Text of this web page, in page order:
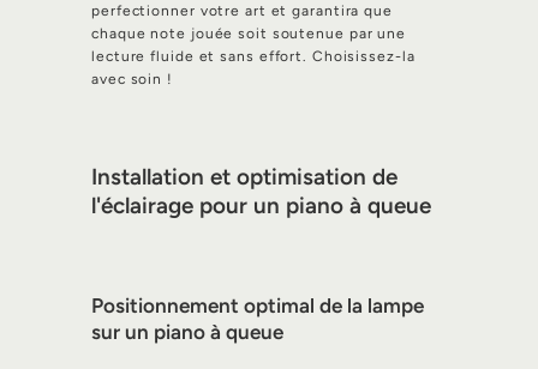
perfectionner votre art et garantira que
chaque note jouée soit soutenue par une
lecture fluide et sans effort. Choisissez-la
avec soin !
Installation et optimisation de
l'éclairage pour un piano à queue
Positionnement optimal de la lampe
sur un piano à queue